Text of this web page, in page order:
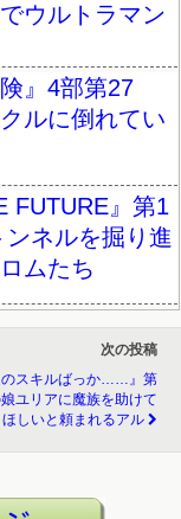
ウルトラマン
』4部第27
ルに倒れてい
FUTURE』第1
ネルを掘り進
ムたち
次の投稿
のスキルばっか……』第
ユリアに魔族を助けて
ほしいと頼まれるアル